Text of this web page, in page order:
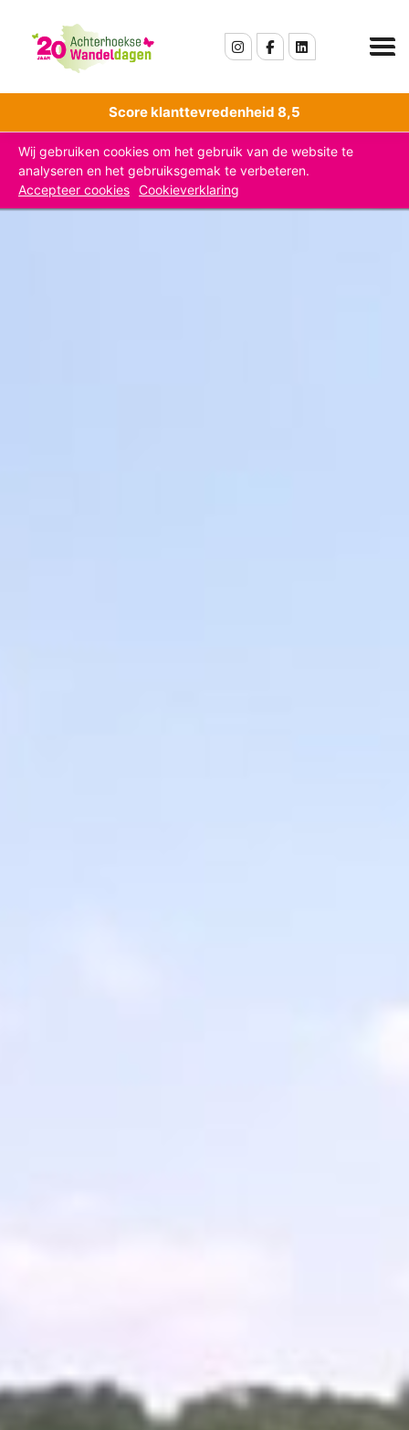
Wij gebruiken cookies om het gebruik van de website te
analyseren en het gebruiksgemak te verbeteren.
Accepteer cookies Cookieverklaring
Score klanttevredenheid 8,5